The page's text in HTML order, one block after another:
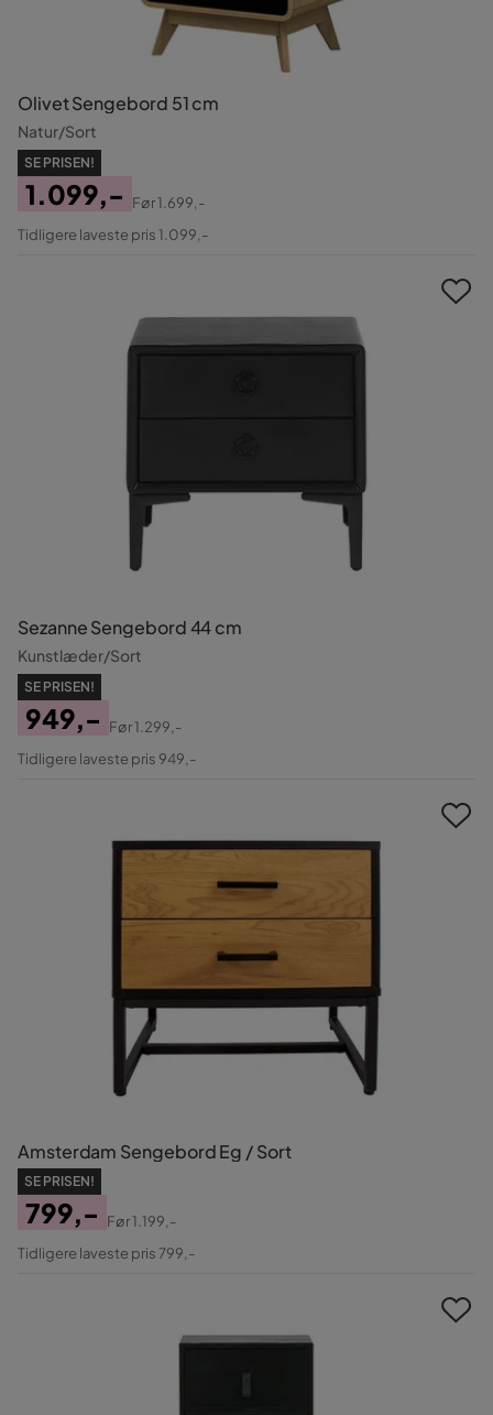
Olivet Sengebord 51 cm
Natur/Sort
SE PRISEN!
Pris
1.099,-
Original
Før1.699,-
Tidligere laveste pris 1.099,-
Sezanne Sengebord 44 cm
Kunstlæder/Sort
SE PRISEN!
Pris
949,-
Original
Før1.299,-
Tidligere laveste pris 949,-
Amsterdam Sengebord Eg / Sort
SE PRISEN!
Pris
799,-
Original
Før1.199,-
Tidligere laveste pris 799,-